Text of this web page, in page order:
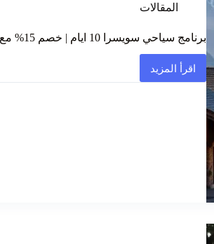
المقالات
برنامج سياحي سويسرا 10 ايام | خصم 15% مع اطلالة
اقرأ المزيد